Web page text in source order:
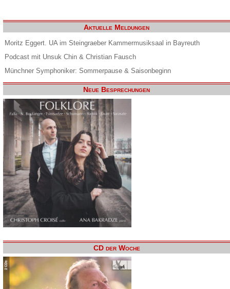
Aktuelle Meldungen
Moritz Eggert. UA im Steingraeber Kammermusiksaal in Bayreuth
Podcast mit Unsuk Chin & Christian Fausch
Münchner Symphoniker: Sommerpause & Saisonbeginn
Neue Besprechungen
CD der Woche